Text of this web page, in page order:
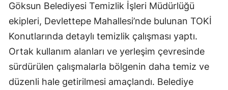
Göksun Belediyesi Temizlik İşleri Müdürlüğü
ekipleri, Devlettepe Mahallesi’nde bulunan TOKİ
Konutlarında detaylı temizlik çalışması yaptı.
Ortak kullanım alanları ve yerleşim çevresinde
sürdürülen çalışmalarla bölgenin daha temiz ve
düzenli hale getirilmesi amaçlandı. Belediye